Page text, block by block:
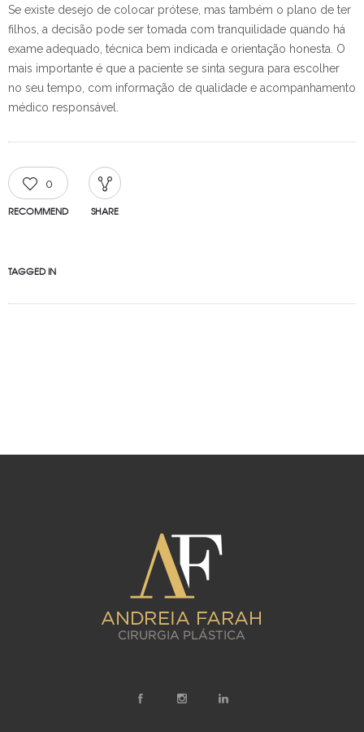
Se existe desejo de colocar prótese, mas também o plano de ter
filhos, a decisão pode ser tomada com tranquilidade quando há
exame adequado, técnica bem indicada e orientação honesta. O
mais importante é que a paciente se sinta segura para escolher
no seu tempo, com informação de qualidade e acompanhamento
médico responsável.
0
RECOMMEND SHARE
TAGGED IN